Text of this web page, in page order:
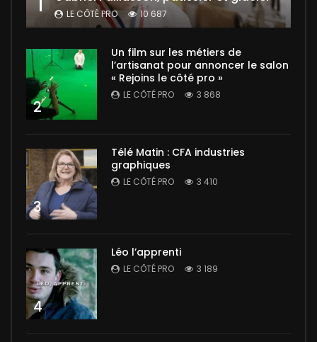
LE CÔTÉ PRO 10 687
2
Un film sur les métiers de
l’artisanat pour annoncer le salon
« Rejoins le côté pro »
LE CÔTÉ PRO 3 868
3
Télé Matin : CFA industries
graphiques
LE CÔTÉ PRO 3 410
4
Léo l’apprenti
LE CÔTÉ PRO 3 189